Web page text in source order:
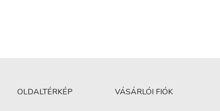
OLDALTÉRKÉP VÁSÁRLÓI FIÓK